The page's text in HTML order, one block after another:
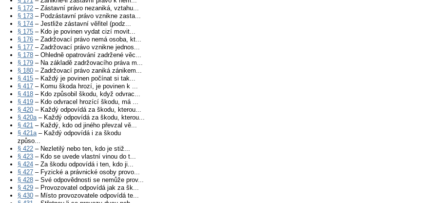
§ 172 – Zástavní právo nezaniká, vztahu...
§ 173 – Podzástavní právo vznikne zasta...
§ 174 – Jestliže zástavní věřitel (podz...
§ 175 – Kdo je povinen vydat cizí movit...
§ 176 – Zadržovací právo nemá osoba, kt...
§ 177 – Zadržovací právo vznikne jednos...
§ 178 – Ohledně opatrování zadržené věc...
§ 179 – Na základě zadržovacího práva m...
§ 180 – Zadržovací právo zaniká zánikem...
§ 415 – Každý je povinen počínat si tak...
§ 417 – Komu škoda hrozí, je povinen k ...
§ 418 – Kdo způsobil škodu, když odvrac...
§ 419 – Kdo odvracel hrozící škodu, má ...
§ 420 – Každý odpovídá za škodu, kterou...
§ 420a– Každý odpovídá za škodu, kterou...
§ 421 – Každý, kdo od jiného převzal vě...
§ 421a– Každý odpovídá i za škodu
způso...
§ 422 – Nezletilý nebo ten, kdo je stiž...
§ 423 – Kdo se uvede vlastní vinou do t...
§ 424 – Za škodu odpovídá i ten, kdo ji...
§ 427 – Fyzické a právnické osoby provo...
§ 428 – Své odpovědnosti se nemůže prov...
§ 429 – Provozovatel odpovídá jak za šk...
§ 430 – Místo provozovatele odpovídá te...